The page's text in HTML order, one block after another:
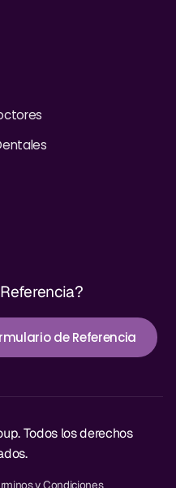
de Referencia
Todos los derechos
y Condiciones